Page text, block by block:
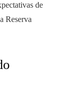
de
Reserva